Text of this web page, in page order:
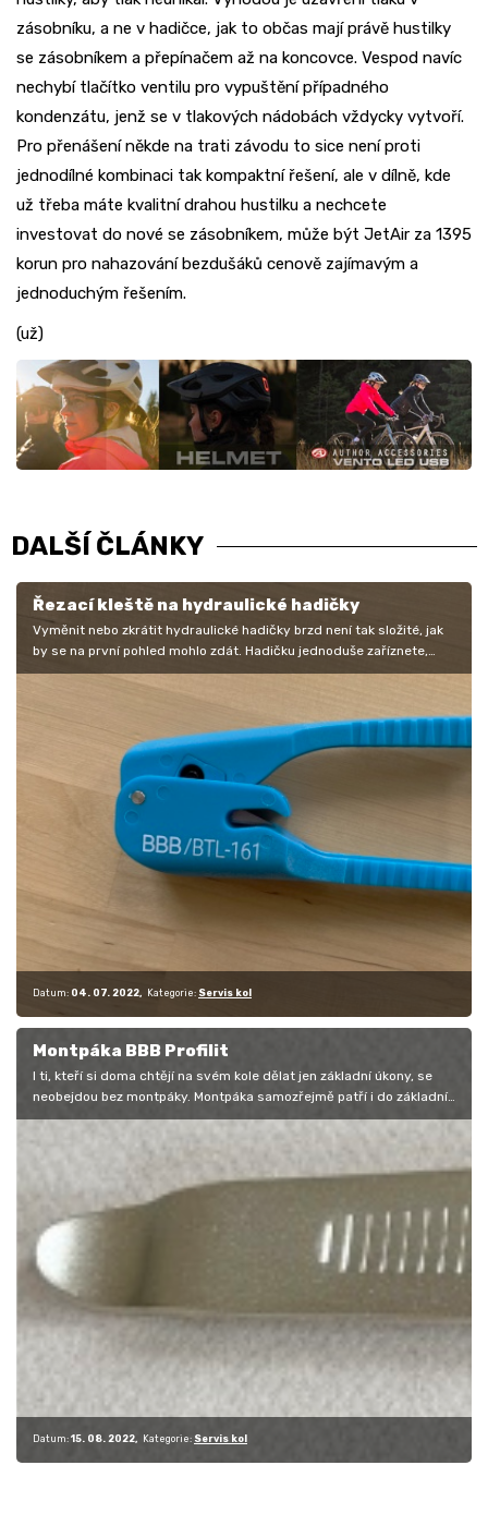
zásobníku, a ne v hadičce, jak to občas mají právě hustilky
se zásobníkem a přepínačem až na koncovce. Vespod navíc
nechybí tlačítko ventilu pro vypuštění případného
kondenzátu, jenž se v tlakových nádobách vždycky vytvoří.
Pro přenášení někde na trati závodu to sice není proti
jednodílné kombinaci tak kompaktní řešení, ale v dílně, kde
už třeba máte kvalitní drahou hustilku a nechcete
investovat do nové se zásobníkem, může být JetAir za 1395
korun pro nahazování bezdušáků cenově zajímavým a
jednoduchým řešením.
(už)
DALŠÍ ČLÁNKY
Řezací kleště na hydraulické hadičky
Vyměnit nebo zkrátit hydraulické hadičky brzd není tak složité, jak
by se na první pohled mohlo zdát. Hadičku jednoduše zaříznete,
nasunete…
Datum: 04. 07. 2022 Kategorie: Servis kol
Montpáka BBB Profilit
I ti, kteří si doma chtějí na svém kole dělat jen základní úkony, se
neobejdou bez montpáky. Montpáka samozřejmě patří i do základní
výbavy…
Datum: 15. 08. 2022 Kategorie: Servis kol